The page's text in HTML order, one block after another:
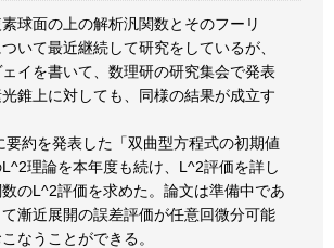
球面の上の解析汎関数とそのフーリ
いて最近継続して研究をしているが、
イを書いて、数理研の研究集会で発表
錐上に対しても、同様の結果が成立す
要約を発表した「双曲型方程式の初期値
理論を本年度も続け、L^2評価を詳し
のL^2評価を求めた。論文は準備中であ
漸近展開の誤差評価が任意回微分可能
なうことができる。